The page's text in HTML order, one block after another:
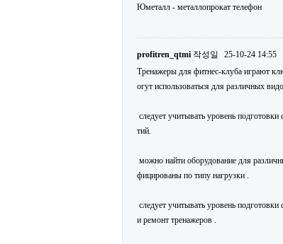
Юметалл - металлопрокат телефон
profitren_qtmi 작성일
25-10-24 14:55
Тренажеры для фитнес-клуба играют
огут использоваться для различных
следует учитывать уровень
тий.
можно найти оборудование для
фицированы по типу нагрузки .
следует учитывать уровень
и ремонт тренажеров .